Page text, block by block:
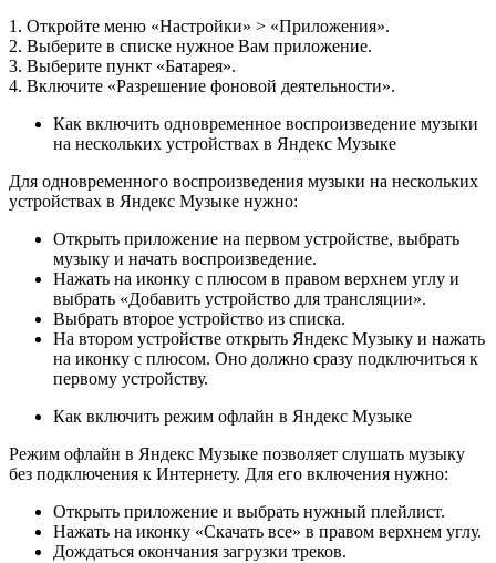
1. Откройте меню «Настройки» > «Приложения».
2. Выберите в списке нужное Вам приложение.
3. Выберите пункт «Батарея».
4. Включите «Разрешение фоновой деятельности».
Как включить одновременное воспроизведение музыки
на нескольких устройствах в Яндекс Музыке
Для одновременного воспроизведения музыки на нескольких
устройствах в Яндекс Музыке нужно:
Открыть приложение на первом устройстве, выбрать
музыку и начать воспроизведение.
Нажать на иконку с плюсом в правом верхнем углу и
выбрать «Добавить устройство для трансляции».
Выбрать второе устройство из списка.
На втором устройстве открыть Яндекс Музыку и нажать
на иконку с плюсом. Оно должно сразу подключиться к
первому устройству.
Как включить режим офлайн в Яндекс Музыке
Режим офлайн в Яндекс Музыке позволяет слушать музыку
без подключения к Интернету. Для его включения нужно:
Открыть приложение и выбрать нужный плейлист.
Нажать на иконку «Скачать все» в правом верхнем углу.
Дождаться окончания загрузки треков.